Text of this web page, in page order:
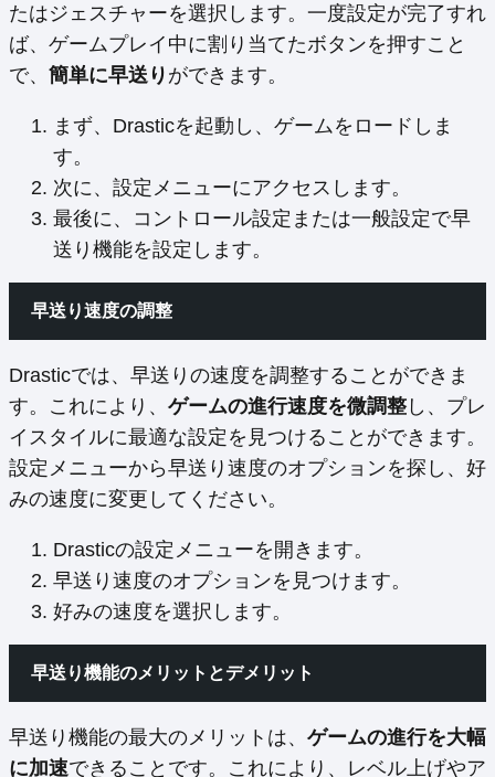
たはジェスチャーを選択します。一度設定が完了すれ
ば、ゲームプレイ中に割り当てたボタンを押すこと
で、 簡単に早送り ができます。
まず、Drasticを起動し、ゲームをロードしま
す。
次に、設定メニューにアクセスします。
最後に、コントロール設定または一般設定で早
送り機能を設定します。
早送り速度の調整
Drasticでは、早送りの速度を調整することができま
す。これにより、 ゲームの進行速度を微調整 し、プレ
イスタイルに最適な設定を見つけることができます。
設定メニューから早送り速度のオプションを探し、好
みの速度に変更してください。
Drasticの設定メニューを開きます。
早送り速度のオプションを見つけます。
好みの速度を選択します。
早送り機能のメリットとデメリット
早送り機能の最大のメリットは、 ゲームの進行を大幅
に加速できることです。これにより、レベル上げやア